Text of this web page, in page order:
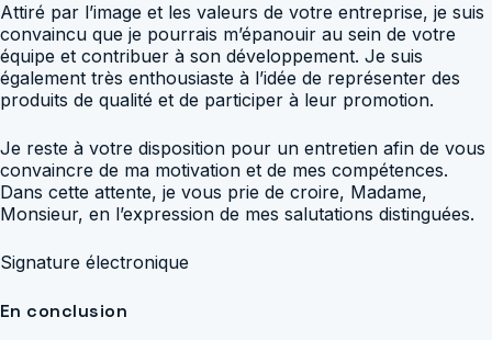
Attiré par l’image et les valeurs de votre entreprise, je suis
convaincu que je pourrais m’épanouir au sein de votre
équipe et contribuer à son développement. Je suis
également très enthousiaste à l’idée de représenter des
produits de qualité et de participer à leur promotion.
Je reste à votre disposition pour un entretien afin de vous
convaincre de ma motivation et de mes compétences.
Dans cette attente, je vous prie de croire, Madame,
Monsieur, en l’expression de mes salutations distinguées.
Signature électronique
En conclusion